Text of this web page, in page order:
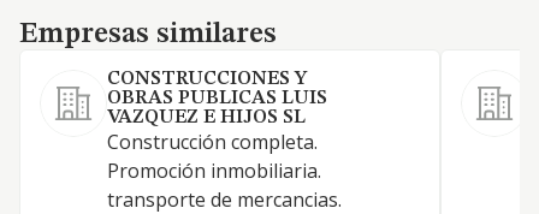
Empresas similares
Empresas similares
CONSTRUCCIONES Y
OBRAS PUBLICAS LUIS
VAZQUEZ E HIJOS SL
Construcción completa.
Promoción inmobiliaria.
transporte de mercancias.